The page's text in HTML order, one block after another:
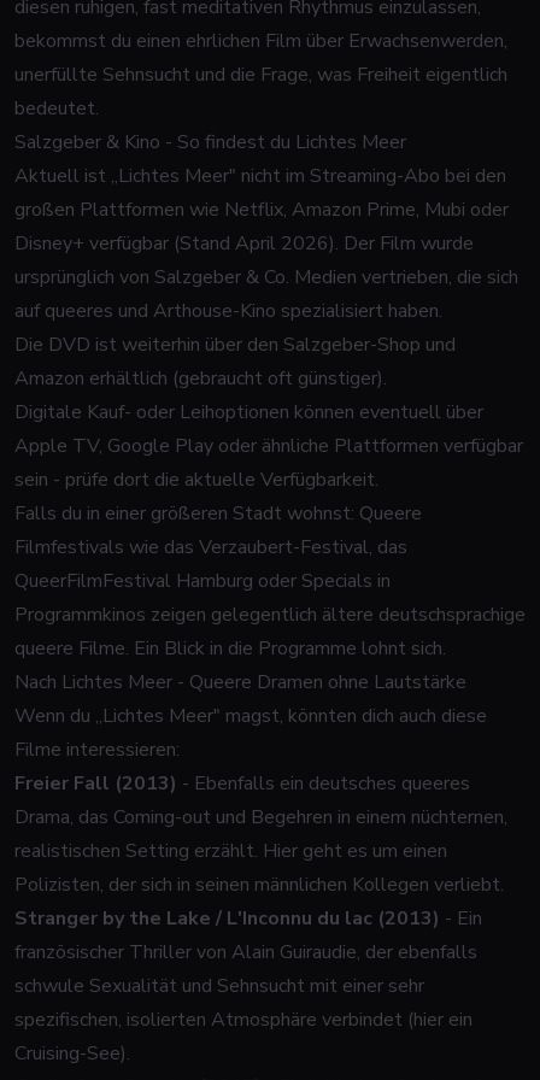
diesen ruhigen, fast meditativen Rhythmus einzulassen,
bekommst du einen ehrlichen Film über Erwachsenwerden,
unerfüllte Sehnsucht und die Frage, was Freiheit eigentlich
bedeutet.
Salzgeber & Kino - So findest du Lichtes Meer
Aktuell ist „Lichtes Meer" nicht im Streaming-Abo bei den
großen Plattformen wie Netflix, Amazon Prime, Mubi oder
Disney+ verfügbar (Stand April 2026). Der Film wurde
ursprünglich von Salzgeber & Co. Medien vertrieben, die sich
auf queeres und Arthouse-Kino spezialisiert haben.
Die DVD ist weiterhin über den Salzgeber-Shop und
Amazon erhältlich (gebraucht oft günstiger).
Digitale Kauf- oder Leihoptionen können eventuell über
Apple TV, Google Play oder ähnliche Plattformen verfügbar
sein - prüfe dort die aktuelle Verfügbarkeit.
Falls du in einer größeren Stadt wohnst: Queere
Filmfestivals wie das Verzaubert-Festival, das
QueerFilmFestival Hamburg oder Specials in
Programmkinos zeigen gelegentlich ältere deutschsprachige
queere Filme. Ein Blick in die Programme lohnt sich.
Nach Lichtes Meer - Queere Dramen ohne Lautstärke
Wenn du „Lichtes Meer" magst, könnten dich auch diese
Filme interessieren:
Freier Fall (2013) - Ebenfalls ein deutsches queeres
Drama, das Coming-out und Begehren in einem nüchternen,
realistischen Setting erzählt. Hier geht es um einen
Polizisten, der sich in seinen männlichen Kollegen verliebt.
Stranger by the Lake / L'Inconnu du lac (2013) - Ein
französischer Thriller von Alain Guiraudie, der ebenfalls
schwule Sexualität und Sehnsucht mit einer sehr
spezifischen, isolierten Atmosphäre verbindet (hier ein
Cruising-See).